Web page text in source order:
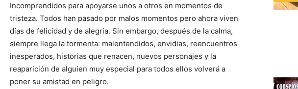
Incomprendidos para apoyarse unos a otros en momentos de
tristeza. Todos han pasado por malos momentos pero ahora viven
días de felicidad y de alegría. Sin embargo, después de la calma,
siempre llega la tormenta: malentendidos, envidias, reencuentros
inesperados, historias que renacen, nuevos personajes y la
reaparición de alguien muy especial para todos ellos volverá a
poner su amistad en peligro.